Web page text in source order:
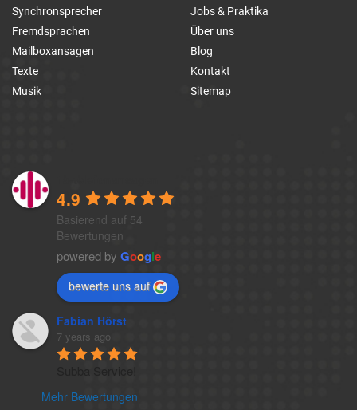
Synchronsprecher
Fremdsprachen
Mailboxansagen
Texte
Musik
4.9
Basierend auf 54
Bewertungen
powered by Google
bewerte uns auf
Fabian Hörst
7 years ago
Mehr Bewertungen
Jobs & Praktika
Über uns
Blog
Kontakt
Sitemap